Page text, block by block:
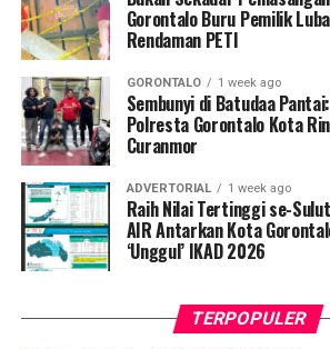
Kapolres Pohuwato AKBP H. Busroni,
melalui Kasat Reskrim IPTU Renly H.
menegaskan bahwa operasi
bukti nyata komitmen kepolisian
hukum tanpa pandang bulu terhadap
perusakan lingkungan.
“Kami tidak akan mentoleransi
tanpa izin di wilayah Pohuwato. Siapa
melanggar hukum akan kami tindak
sesuai ketentuan yang berlaku.
penegakan hukum terhadap PETI
Gorontalo Buru Pemilik
Rendaman PETI
GORONTALO 1 week ago
Sembunyi di Batudaa
Polresta Gorontalo Kota
Curanmor
ADVERTORIAL 1 week ago
Raih Nilai Tertinggi se-
AIR Antarkan Kota
‘Unggul’ IKAD 2026
TERPOPULER